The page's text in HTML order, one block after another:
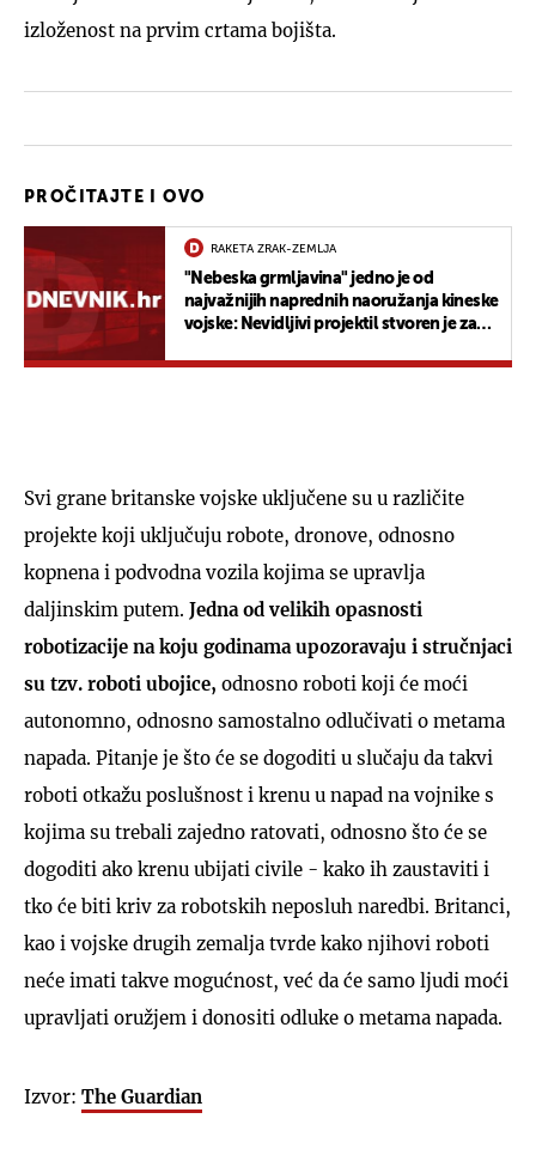
izloženost na prvim crtama bojišta.
PROČITAJTE I OVO
RAKETA ZRAK-ZEMLJA
"Nebeska grmljavina" jedno je od
najvažnijih naprednih naoružanja kineske
vojske: Nevidljivi projektil stvoren je za
Svi grane britanske vojske uključene su u različite
projekte koji uključuju robote, dronove, odnosno
kopnena i podvodna vozila kojima se upravlja
daljinskim putem. Jedna od velikih opasnosti
robotizacije na koju godinama upozoravaju i stručnjaci
su tzv. roboti ubojice, odnosno roboti koji će moći
autonomno, odnosno samostalno odlučivati o metama
napada. Pitanje je što će se dogoditi u slučaju da takvi
roboti otkažu poslušnost i krenu u napad na vojnike s
kojima su trebali zajedno ratovati, odnosno što će se
dogoditi ako krenu ubijati civile - kako ih zaustaviti i
tko će biti kriv za robotskih neposluh naredbi. Britanci,
kao i vojske drugih zemalja tvrde kako njihovi roboti
neće imati takve mogućnost, već da će samo ljudi moći
upravljati oružjem i donositi odluke o metama napada.
Izvor: The Guardian